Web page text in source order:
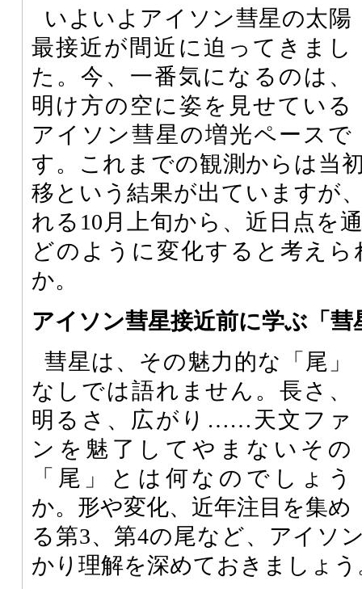
いよいよアイソン彗星の太陽
最接近が間近に迫ってきまし
た。今、一番気になるのは、
明け方の空に姿を見せている
アイソン彗星の増光ペースで
す。これまでの観測からは当
移という結果が出ていますが
れる10月上旬から、近日点を
どのように変化すると考え
か。
アイソン彗星接近前に学ぶ「彗
彗星は、その魅力的な「尾」
なしでは語れません。長さ、
明るさ、広がり……天文ファ
ンを魅了してやまないその
「尾」とは何なのでしょう
か。形や変化、近年注目を集め
る第3、第4の尾など、アイソ
かり理解を深めておきましょう